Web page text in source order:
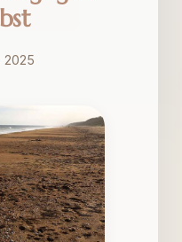
2025